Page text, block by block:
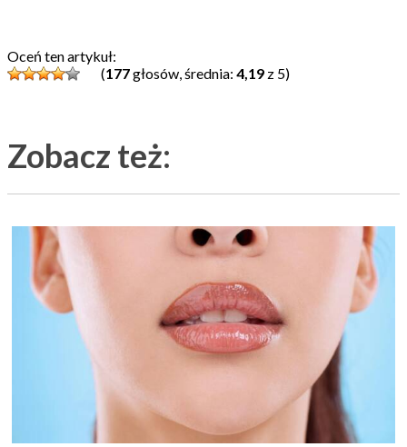
Oceń ten artykuł:
(177głosów, średnia: 4,19 z 5)
Zobacz też: